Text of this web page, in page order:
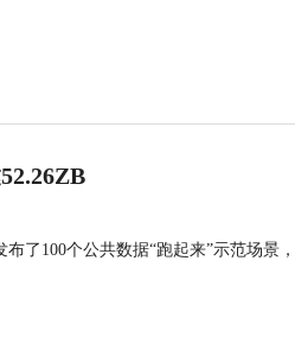
了100个公共数据“跑起来”示范场景